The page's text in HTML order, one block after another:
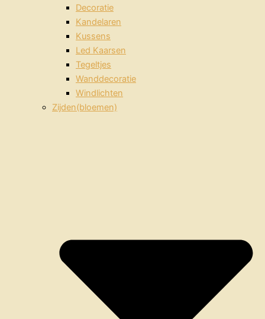
Decoratie
Kandelaren
Kussens
Led Kaarsen
Tegeltjes
Wanddecoratie
Windlichten
Zijden(bloemen)